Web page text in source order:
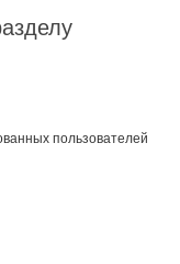
пользователей